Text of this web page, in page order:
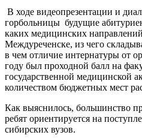
В ходе видеопрезентации и
горбольницы будущие
каких медицинских
Междуреченске, из чего
в чем отличие интернатуры от
году был проходной балл на
государственной медицинской
количеством бюджетных мест
Как выяснилось, большинство
ребят ориентируется на
сибирских вузов.